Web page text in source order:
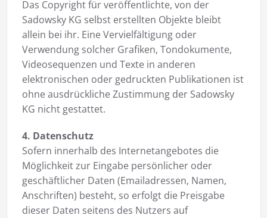
Das Copyright für veröffentlichte, von der
Sadowsky KG selbst erstellten Objekte bleibt
allein bei ihr. Eine Vervielfältigung oder
Verwendung solcher Grafiken, Tondokumente,
Videosequenzen und Texte in anderen
elektronischen oder gedruckten Publikationen ist
ohne ausdrückliche Zustimmung der Sadowsky
KG nicht gestattet.
4. Datenschutz
Sofern innerhalb des Internetangebotes die
Möglichkeit zur Eingabe persönlicher oder
geschäftlicher Daten (Emailadressen, Namen,
Anschriften) besteht, so erfolgt die Preisgabe
dieser Daten seitens des Nutzers auf